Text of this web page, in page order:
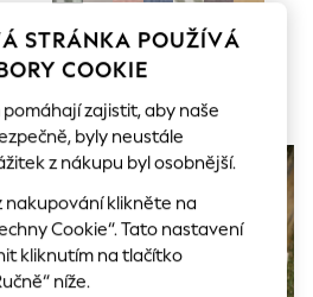
Swimwear
Venkovní Polštář Yard Hayle
1 110 Kč
STRÁNKA POUŽÍVÁ
COOKIE
zajistit, aby naše
byly neustále
z nákupu byl osobnější.
nakupování klikněte na
Cookie“. Tato nastavení
kliknutím na tlačítko
níže.